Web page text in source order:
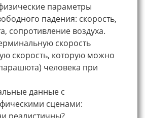
параметры
падения: скорость,
сопротивление воздуха.
скорость
скорость, которую можно
человека при
данные с
сценами: